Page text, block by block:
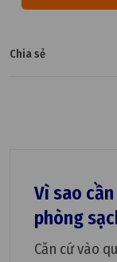
Chia sẻ
Vì sao
phòng
Căn cứ vào